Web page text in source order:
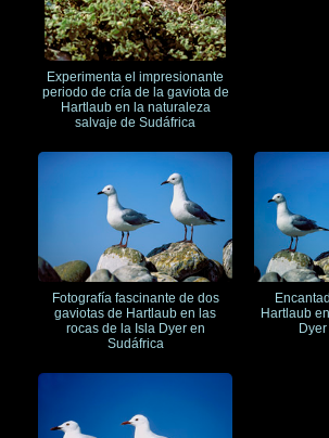
Experimenta el impresionante
periodo de cría de la gaviota de
Hartlaub en la naturaleza
salvaje de Sudáfrica
Fotografía fascinante de dos
gaviotas de Hartlaub en las
rocas de la Isla Dyer en
Sudáfrica
Hartlaub